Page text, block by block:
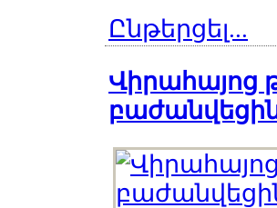
Ընթերցել...
Վիրահայոց